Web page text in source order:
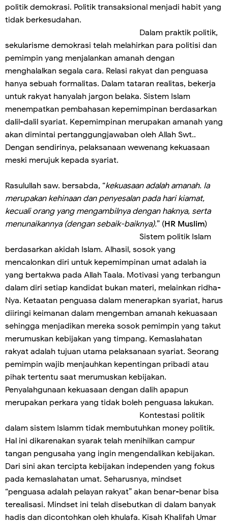
politik demokrasi. Politik transaksional menjadi habit yang
tidak berkesudahan.
Dalam praktik politik,
sekularisme demokrasi telah melahirkan para politisi dan
pemimpin yang menjalankan amanah dengan
menghalalkan segala cara. Relasi rakyat dan penguasa
hanya sebuah formalitas. Dalam tataran realitas, bekerja
untuk rakyat hanyalah jargon belaka. Sistem Islam
menempatkan pembahasan kepemimpinan berdasarkan
dalil-dalil syariat. Kepemimpinan merupakan amanah yang
akan dimintai pertanggungjawaban oleh Allah Swt..
Dengan sendirinya, pelaksanaan wewenang kekuasaan
meski merujuk kepada syariat.
Rasulullah saw. bersabda, “kekuasaan adalah amanah. Ia
merupakan kehinaan dan penyesalan pada hari kiamat,
kecuali orang yang mengambilnya dengan haknya, serta
menunaikannya (dengan sebaik-baiknya).” (HR Muslim)
Sistem politik Islam
berdasarkan akidah Islam. Alhasil, sosok yang
mencalonkan diri untuk kepemimpinan umat adalah ia
yang bertakwa pada Allah Taala. Motivasi yang terbangun
dalam diri setiap kandidat bukan materi, melainkan ridha-
Nya. Ketaatan penguasa dalam menerapkan syariat, harus
diiringi keimanan dalam mengemban amanah kekuasaan
sehingga menjadikan mereka sosok pemimpin yang takut
merumuskan kebijakan yang timpang. Kemaslahatan
rakyat adalah tujuan utama pelaksanaan syariat. Seorang
pemimpin wajib menjauhkan kepentingan pribadi atau
pihak tertentu saat merumuskan kebijakan.
Penyalahgunaan kekuasaan dengan dalih apapun
merupakan perkara yang tidak boleh penguasa lakukan.
Kontestasi politik
dalam sistem Islamm tidak membutuhkan money politik.
Hal ini dikarenakan syarak telah menihilkan campur
tangan pengusaha yang ingin mengendalikan kebijakan.
Dari sini akan tercipta kebijakan independen yang fokus
pada kemaslahatan umat. Seharusnya, mindset
“penguasa adalah pelayan rakyat” akan benar-benar bisa
terealisasi. Mindset ini telah disebutkan di dalam banyak
hadis dan dicontohkan oleh khulafa. Kisah Khalifah Umar